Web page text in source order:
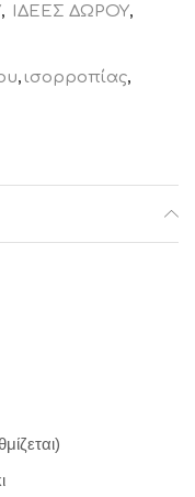
, ΙΔΕΕΣ ΔΩΡΟΥ,
,ισορροπίας,